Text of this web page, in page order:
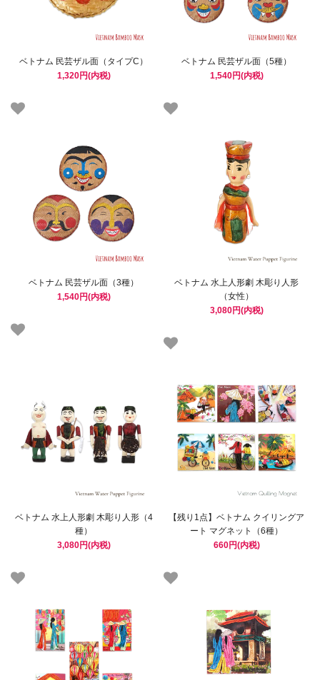
ベトナム 民芸ザル面（タイプC）
1,320円(内税)
ベトナム 民芸ザル面（5種）
1,540円(内税)
ベトナム 民芸ザル面（3種）
1,540円(内税)
ベトナム 水上人形劇 木彫り人形
（女性）
3,080円(内税)
ベトナム 水上人形劇 木彫り人形（4
種）
3,080円(内税)
【残り1点】ベトナム クイリングア
ート マグネット（6種）
660円(内税)